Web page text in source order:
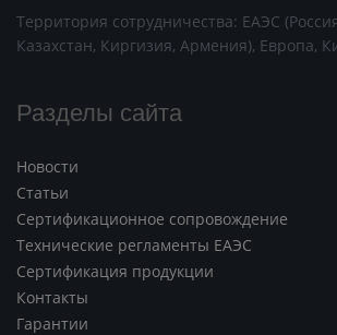
Территория сотрудничества: ЕАЭС
Казахстан, Киргизия, Армения), Европа,
Разделы сайта
Новости
Статьи
Сертификационное сопровождение
Технические регламенты ЕАЭС
Сертификация продукции
Контакты
Гарантии